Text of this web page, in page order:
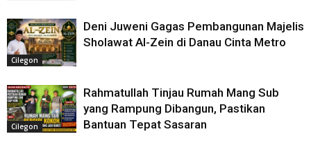
Cilegon
Deni Juweni Gagas Pembangunan Majelis
Sholawat Al-Zein di Danau Cinta Metro
Cilegon
Rahmatullah Tinjau Rumah Mang Sub
yang Rampung Dibangun, Pastikan
Bantuan Tepat Sasaran